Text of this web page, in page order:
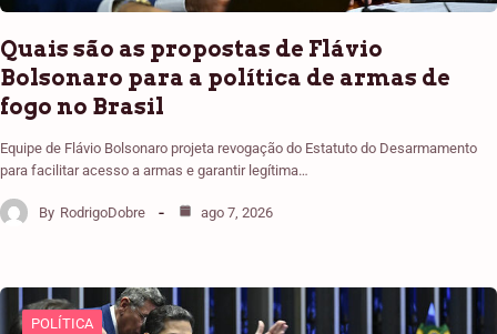
Quais são as propostas de Flávio
Bolsonaro para a política de armas de
fogo no Brasil
Equipe de Flávio Bolsonaro projeta revogação do Estatuto do Desarmamento
para facilitar acesso a armas e garantir legítima…
By RodrigoDobre ago 7, 2026
POLÍTICA